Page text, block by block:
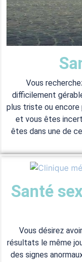
Vous
difficilement
plus triste ou encore
et vous êtes
êtes dans une de
Santé
Vous désirez
résultats le même
des signes